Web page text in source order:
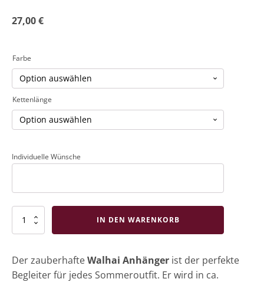
27,00€
Farbe
Kettenlänge
Individuelle Wünsche
Walhai
Anhänger
IN DEN WARENKORB
Der zauberhafteWalhai Anhänger ist der perfekte
Begleiter für jedes Sommeroutfit. Er wird in ca.